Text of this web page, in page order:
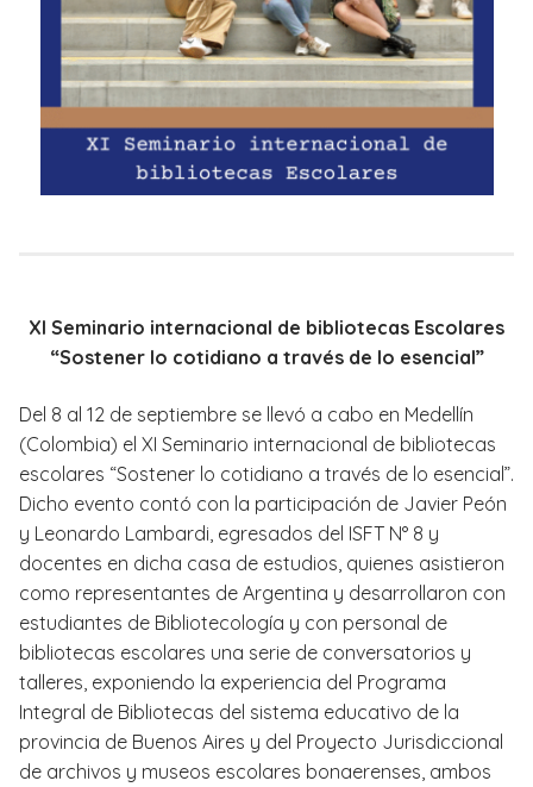
XI Seminario internacional de bibliotecas Escolares
“Sostener lo cotidiano a través de lo esencial”
Del 8 al 12 de septiembre se llevó a cabo en Medellín
(Colombia) el XI Seminario internacional de bibliotecas
escolares “Sostener lo cotidiano a través de lo esencial”.
Dicho evento contó con la participación de Javier Peón
y Leonardo Lambardi, egresados del ISFT N° 8 y
docentes en dicha casa de estudios, quienes asistieron
como representantes de Argentina y desarrollaron con
estudiantes de Bibliotecología y con personal de
bibliotecas escolares una serie de conversatorios y
talleres, exponiendo la experiencia del Programa
Integral de Bibliotecas del sistema educativo de la
provincia de Buenos Aires y del Proyecto Jurisdiccional
de archivos y museos escolares bonaerenses, ambos